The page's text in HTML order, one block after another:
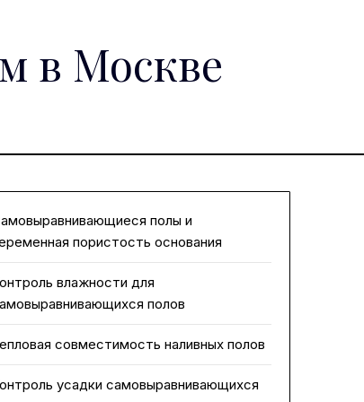
в Москве
полы и
пористость основания
влажности для
полов
совместимость наливных полов
усадки самовыравнивающихся